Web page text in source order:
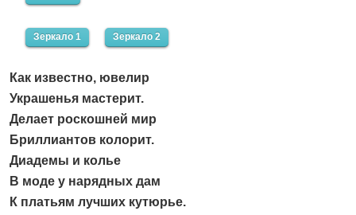
Зеркало 1 Зеркало 2
Как известно, ювелир
Украшенья мастерит.
Делает роскошней мир
Бриллиантов колорит.
Диадемы и колье
В моде у нарядных дам
К платьям лучших кутюрье.